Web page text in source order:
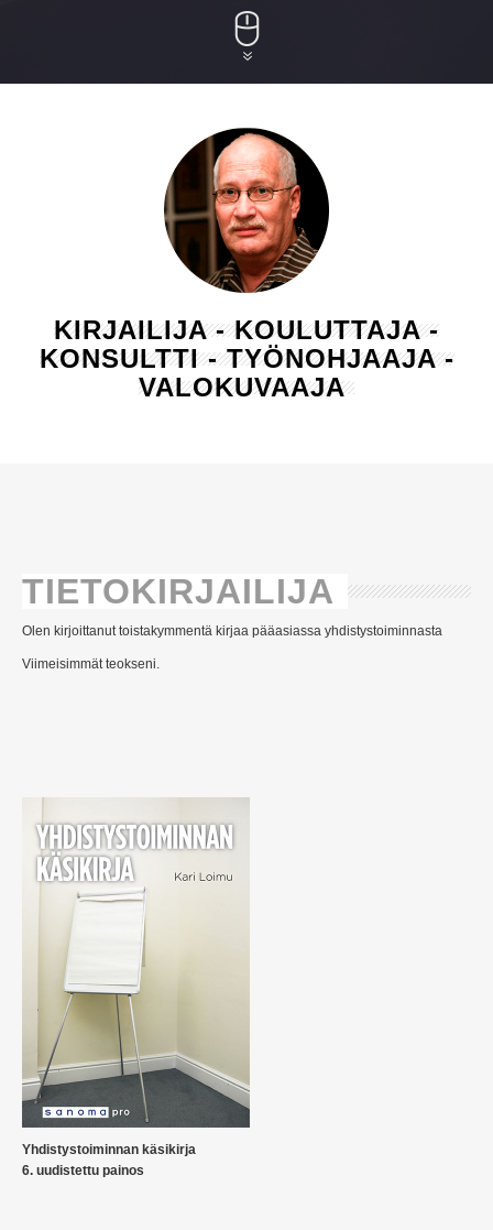
KIRJAILIJA - KOULUTTAJA -
KONSULTTI - TYÖNOHJAAJA -
VALOKUVAAJA
TIETOKIRJAILIJA
Olen kirjoittanut toistakymmentä kirjaa pääasiassa yhdistystoiminnasta
Viimeisimmät teokseni.
Yhdistystoiminnan käsikirja
6. uudistettu painos